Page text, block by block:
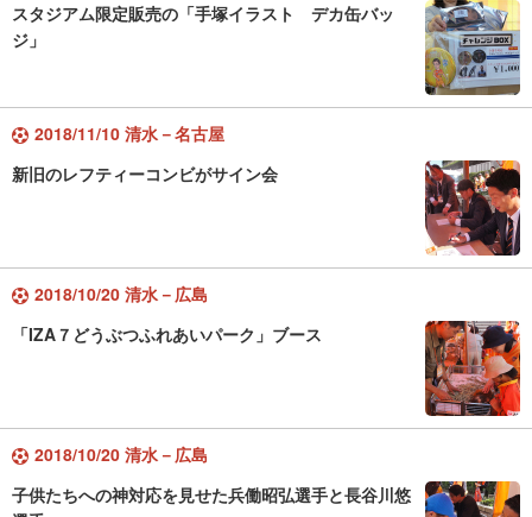
スタジアム限定販売の「手塚イラスト デカ缶バッ
ジ」
2018/11/10 清水－名古屋
新旧のレフティーコンビがサイン会
2018/10/20 清水－広島
「IZA７どうぶつふれあいパーク」ブース
2018/10/20 清水－広島
子供たちへの神対応を見せた兵働昭弘選手と長谷川悠